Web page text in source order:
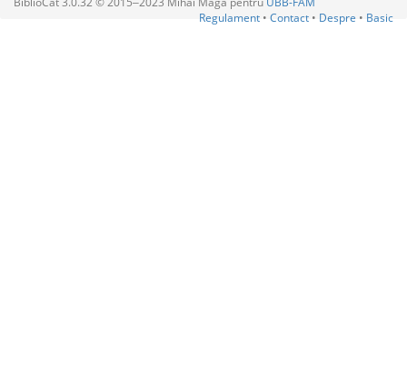
Regulament • Contact • Despre • Basic